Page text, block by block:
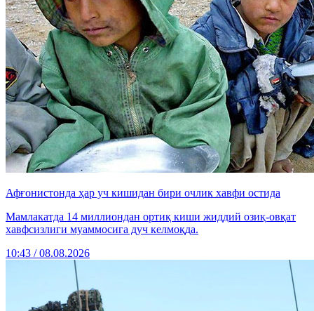
Афғонистонда ҳар уч кишидан бири очлик хавфи остида
Мамлакатда 14 миллиондан ортиқ киши жиддий озиқ-овқат
хавфсизлиги муаммосига дуч келмоқда.
10:43 / 08.08.2026